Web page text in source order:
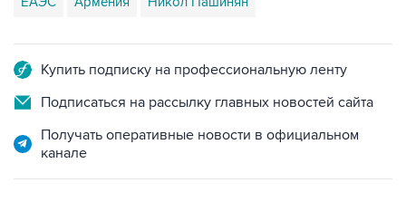
Подписаться на рассылку главных новостей сайта
Получать оперативные новости в официальном
НОВОСТИ ПО ТЕМЕ